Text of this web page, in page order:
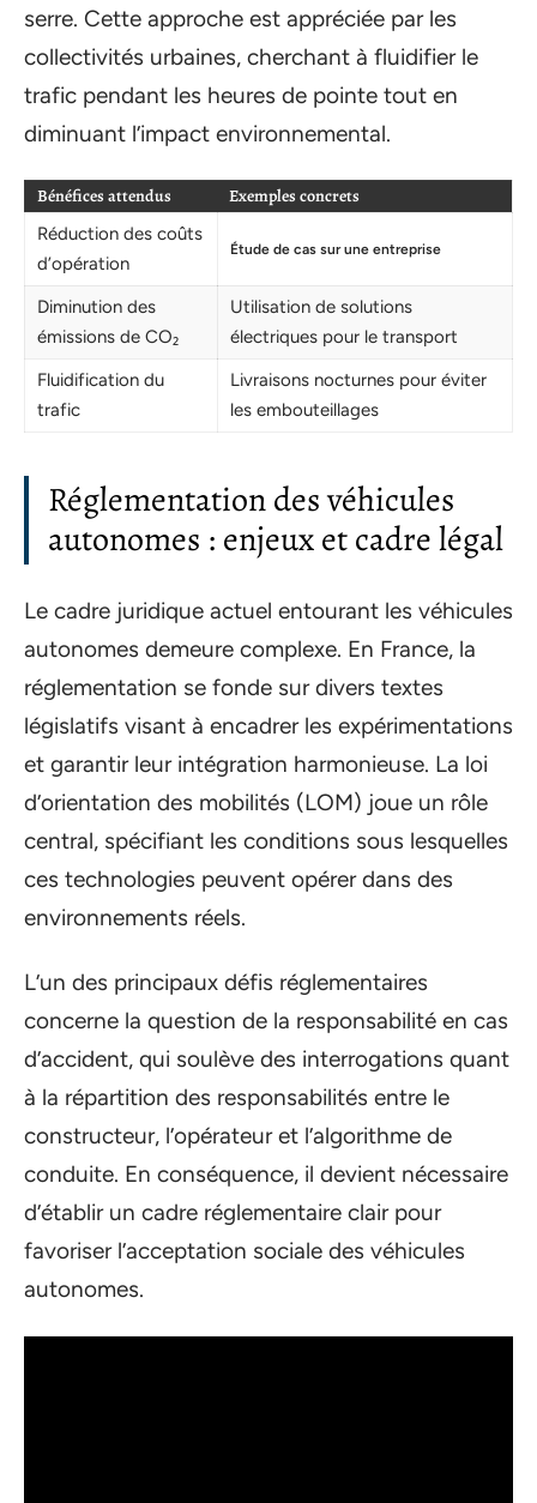
serre. Cette approche est appréciée par les
collectivités urbaines, cherchant à fluidifier le
trafic pendant les heures de pointe tout en
diminuant l’impact environnemental.
Bénéfices attendus Exemples concrets
Réduction des coûts
d’opération
Étude de cas sur une entreprise
Diminution des
émissions de CO₂
Utilisation de solutions
électriques pour le transport
Fluidification du
trafic
Livraisons nocturnes pour éviter
les embouteillages
Réglementation des véhicules
autonomes : enjeux et cadre légal
Le cadre juridique actuel entourant les véhicules
autonomes demeure complexe. En France, la
réglementation se fonde sur divers textes
législatifs visant à encadrer les expérimentations
et garantir leur intégration harmonieuse. La loi
d’orientation des mobilités (LOM) joue un rôle
central, spécifiant les conditions sous lesquelles
ces technologies peuvent opérer dans des
environnements réels.
L’un des principaux défis réglementaires
concerne la question de la responsabilité en cas
d’accident, qui soulève des interrogations quant
à la répartition des responsabilités entre le
constructeur, l’opérateur et l’algorithme de
conduite. En conséquence, il devient nécessaire
d’établir un cadre réglementaire clair pour
favoriser l’acceptation sociale des véhicules
autonomes.